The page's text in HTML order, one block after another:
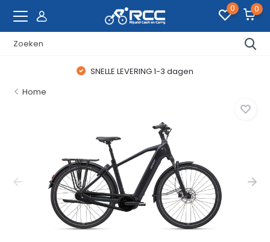
0 0
SNELLE LEVERING 1-3 dagen
Home